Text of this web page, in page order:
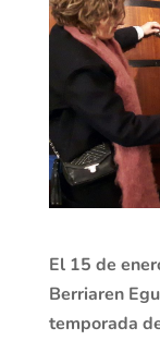
El 15 de
Berriaren
temporada